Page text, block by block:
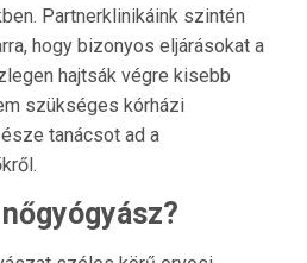
Partnerklinikáink szintén
hogy bizonyos eljárásokat a
hajtsák végre kisebb
szükséges kórházi
tanácsot ad a